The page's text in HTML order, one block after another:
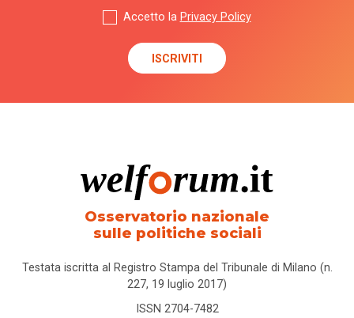
Accetto la Privacy Policy
Osservatorio nazionale
sulle politiche sociali
Testata iscritta al Registro Stampa del Tribunale di Milano (n.
227, 19 luglio 2017)
ISSN 2704-7482